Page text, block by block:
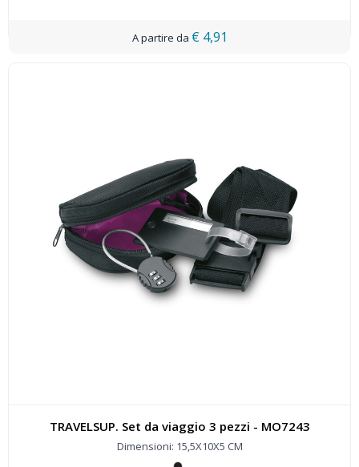
€ 4,91
TRAVELSUP. Set da viaggio 3 pezzi - MO7243
Dimensioni: 15,5X10X5 CM